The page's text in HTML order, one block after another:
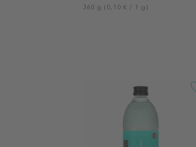
360 g (0,10 € / 1 g)